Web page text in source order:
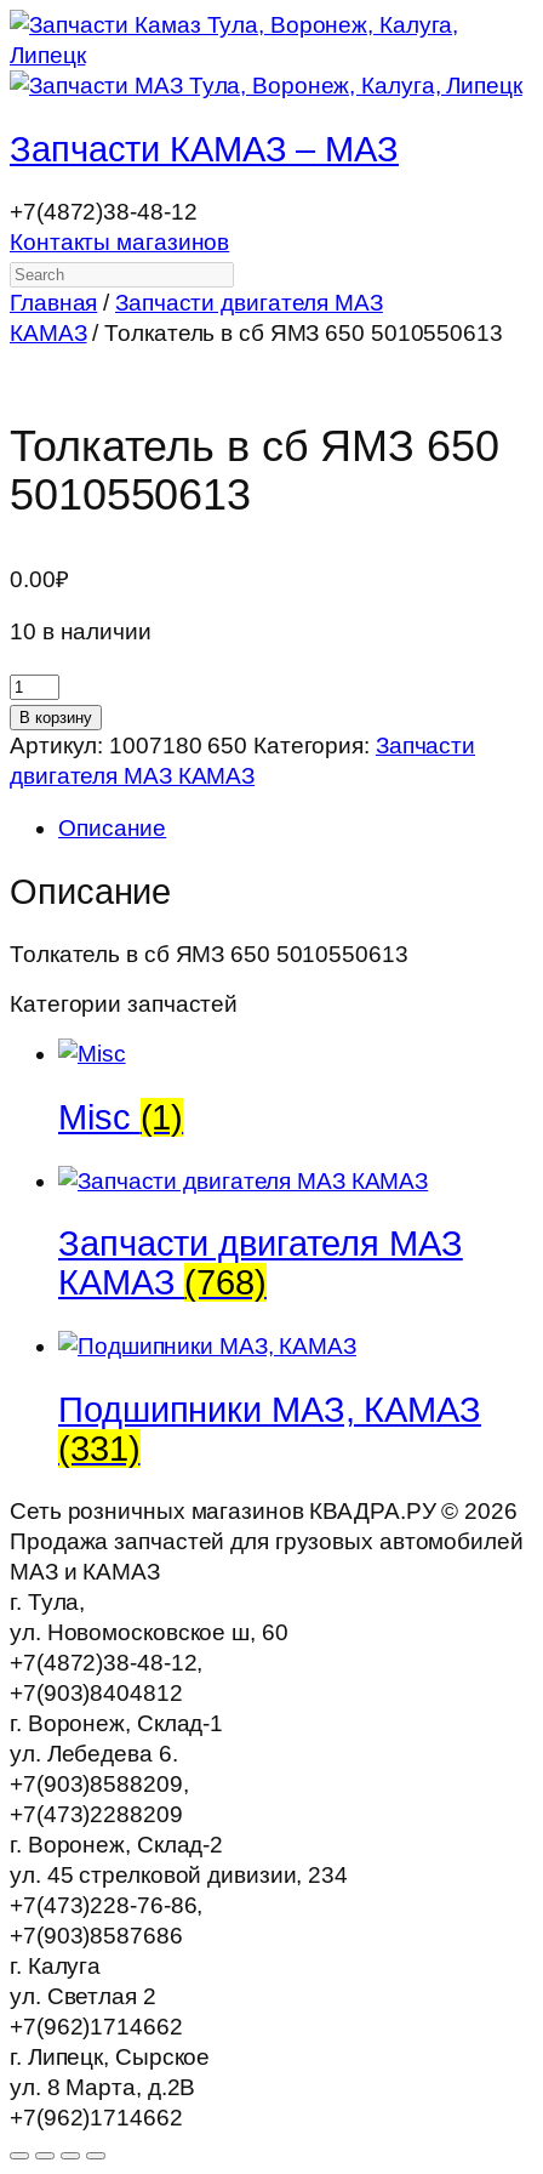
Запчасти КАМАЗ – МАЗ
+7(4872)38-48-12
Контакты магазинов
Search
Главная /Запчасти двигателя МАЗ
КАМАЗ/ Толкатель в сб ЯМЗ 650 5010550613
Толкатель в сб ЯМЗ 650
5010550613
0.00₽
10 в наличии
Количество
товара
Толкатель
в
ЯМЗ
5010550613
В корзину
Артикул: 1007180 650 Категория: Запчасти
двигателя МАЗ КАМАЗ
Описание
Описание
Толкатель в сб ЯМЗ 650 5010550613
Категории запчастей
Misc (1)
Запчасти двигателя МАЗ
КАМАЗ (768)
Подшипники МАЗ, КАМАЗ
(331)
Сеть розничных магазинов КВАДРА.РУ © 2026
Продажа запчастей для грузовых автомобилей
МАЗ и КАМАЗ
г. Тула,
ул. Новомосковское ш, 60
+7(4872)38-48-12,
+7(903)8404812
г. Воронеж, Склад-1
ул. Лебедева 6.
+7(903)8588209,
+7(473)2288209
г. Воронеж, Склад-2
ул. 45 стрелковой дивизии, 234
+7(473)228-76-86,
+7(903)8587686
г. Калуга
ул. Светлая 2
+7(962)1714662
г. Липецк, Сырское
ул. 8 Марта, д.2В
+7(962)1714662